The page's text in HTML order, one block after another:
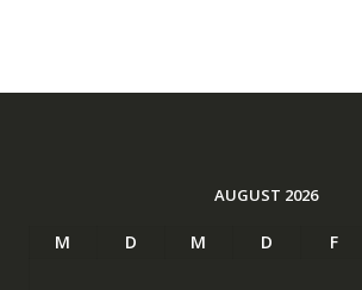
AUGUST 2026
M D M D F